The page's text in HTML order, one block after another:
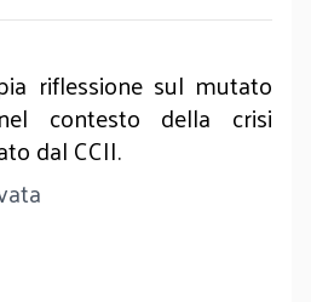
riflessione sul mutato
contesto della crisi
dal CCII.